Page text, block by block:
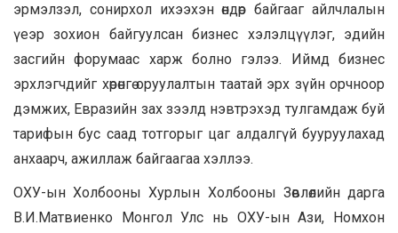
эрмэлзэл, сонирхол ихээхэн өндөр байгааг айлчлалын
үеэр зохион байгуулсан бизнес хэлэлцүүлэг, эдийн
засгийн форумаас харж болно гэлээ. Иймд бизнес
эрхлэгчдийг хөрөнгө оруулалтын таатай эрх зүйн орчноор
дэмжих, Евразийн зах зээлд нэвтрэхэд тулгамдаж буй
тарифын бус саад тотгорыг цаг алдалгүй бууруулахад
анхаарч, ажиллаж байгаагаа хэллээ.
ОХУ-ын Холбооны Хурлын Холбооны Зөвлөлийн дарга
В.И.Матвиенко Монгол Улс нь ОХУ-ын Ази, Номхон